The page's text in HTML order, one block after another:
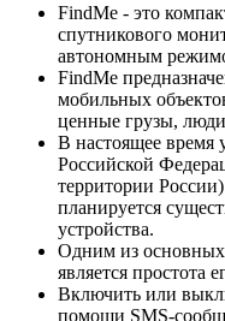
FindMe - это
спутникового
автономным
FindMe
мобильных
ценные грузы,
В настоящее время
Российской
территории
планируется
устройства.
Одним из
является простота
Включить или
помощи SMS-